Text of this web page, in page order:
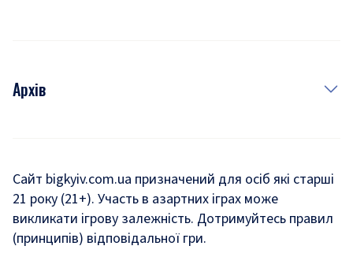
Архів
Комуналка
Хроніки війни
Сайт bigkyiv.com.ua призначений для осіб які старші
21 року (21+). Участь в азартних іграх може
викликати ігрову залежність. Дотримуйтесь правил
(принципів) відповідальної гри.